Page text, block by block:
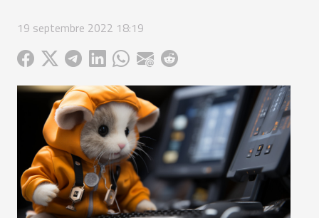
19 septembre 2022 18:19